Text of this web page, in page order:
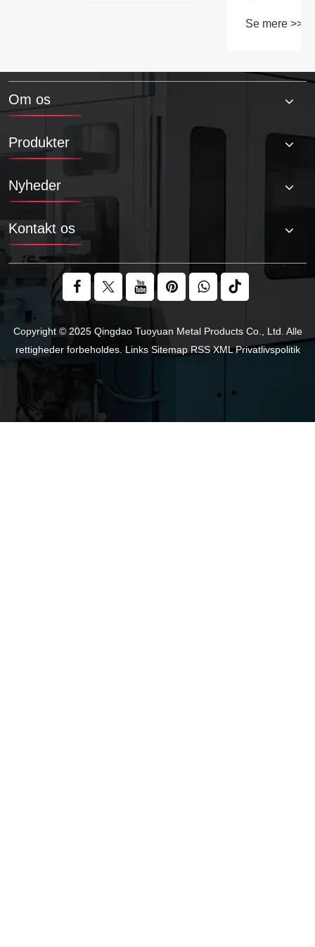
Om os
Produkter
Nyheder
Kontakt os
Copyright © 2025 Qingdao Tuoyuan Metal Products Co., Ltd. Alle
rettigheder forbeholdes. Links Sitemap RSS XML Privatlivspolitik